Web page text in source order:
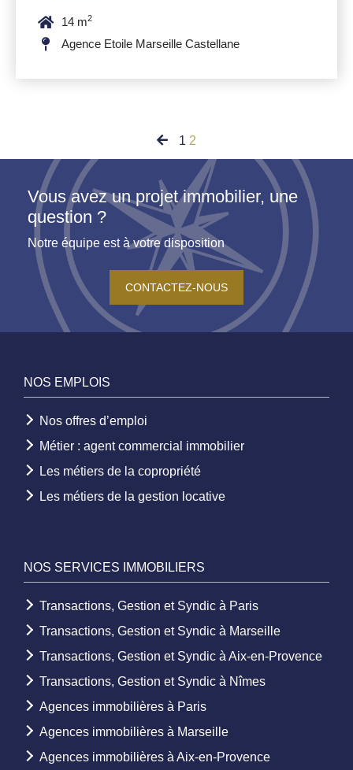
14 m2
Agence Etoile Marseille Castellane
1 2
Vous avez un projet immobilier, une
question ?
Notre équipe est à votre disposition
CONTACTEZ-NOUS
NOS EMPLOIS
Nos offres d’emploi
Métier : agent commercial immobilier
Les métiers de la copropriété
Les métiers de la gestion locative
NOS SERVICES IMMOBILIERS
Transactions, Gestion et Syndic à Paris
Transactions, Gestion et Syndic à Marseille
Transactions, Gestion et Syndic à Aix-en-Provence
Transactions, Gestion et Syndic à Nîmes
Agences immobilières à Paris
Agences immobilières à Marseille
Agences immobilières à Aix-en-Provence